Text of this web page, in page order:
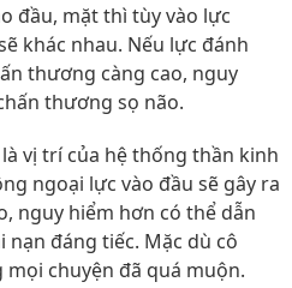
đầu, mặt thì tùy vào lực
khác nhau. Nếu lực đánh
thương càng cao, nguy
thương sọ não.
vị trí của hệ thống thần kinh
ngoại lực vào đầu sẽ gây ra
nguy hiểm hơn có thể dẫn
đáng tiếc. Mặc dù cô
chuyện đã quá muộn.